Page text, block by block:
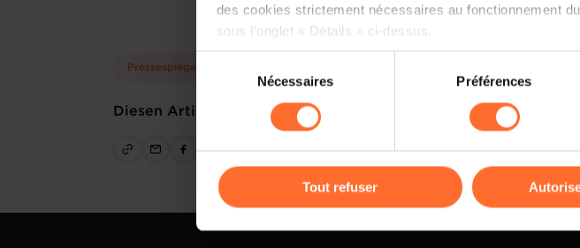
des cookies strictement nécessaires au fonctionnement
sous l’onglet « Détails » ci-dessus.
Il est précisé que la navigation sur le site et certaines
cas de refus de tous les cookies ou des cookies non
gauche de chaque page.
consentement
Nécessaires Préférences
Tout refuser
Pressespiegel
Diesen Artikel teilen
am
konnte